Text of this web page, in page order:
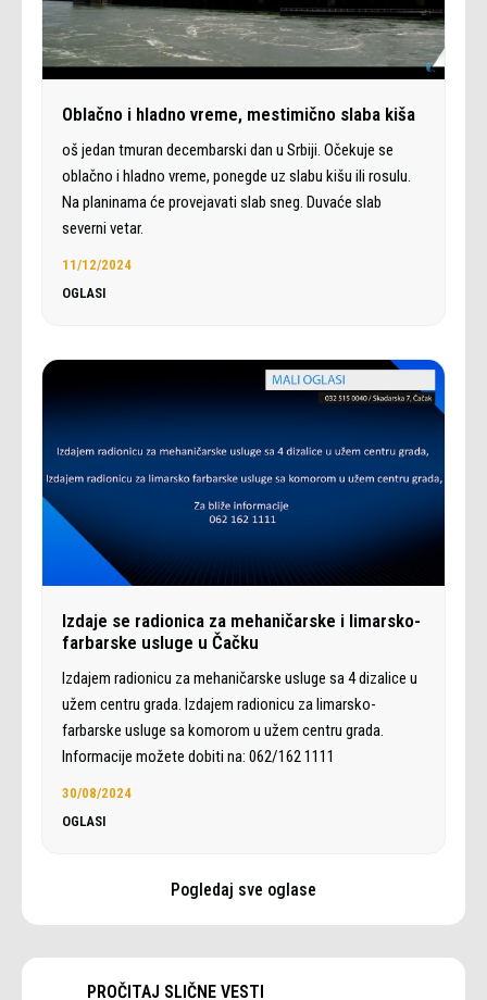
Oblačno i hladno vreme, mestimično slaba kiša
oš jedan tmuran decembarski dan u Srbiji. Očekuje se
oblačno i hladno vreme, ponegde uz slabu kišu ili rosulu.
Na planinama će provejavati slab sneg. Duvaće slab
severni vetar.
11/12/2024
OGLASI
Izdaje se radionica za mehaničarske i limarsko-
farbarske usluge u Čačku
Izdajem radionicu za mehaničarske usluge sa 4 dizalice u
užem centru grada. Izdajem radionicu za limarsko-
farbarske usluge sa komorom u užem centru grada.
Informacije možete dobiti na: 062/162 1111
30/08/2024
OGLASI
Pogledaj sve oglase
PROČITAJ SLIČNE VESTI